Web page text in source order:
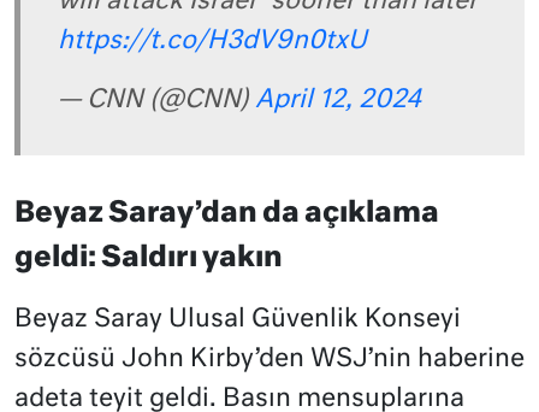
https://t.co/H3dV9n0txU
— CNN (@CNN) April 12, 2024
Beyaz Saray’dan da açıklama
geldi: Saldırı yakın
Beyaz Saray Ulusal Güvenlik Konseyi
sözcüsü John Kirby’den WSJ’nin haberine
adeta teyit geldi. Basın mensuplarına